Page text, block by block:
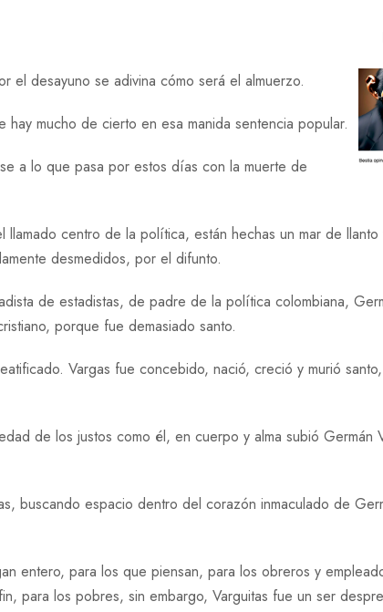
el desayuno se adivina cómo será el almuerzo.
mucho de cierto en esa manida sentencia popular.
a lo que pasa por estos días con la muerte de
centro de la política, están hechas un mar de llanto
desmedidos, por el difunto.
de estadistas, de padre de la política colombiana,
porque fue demasiado santo.
Vargas fue concebido, nació, creció y murió
de los justos como él, en cuerpo y alma subió Germán
buscando espacio dentro del corazón inmaculado de
entero, para los que piensan, para los obreros y
para los pobres, sin embargo, Varguitas fue un ser